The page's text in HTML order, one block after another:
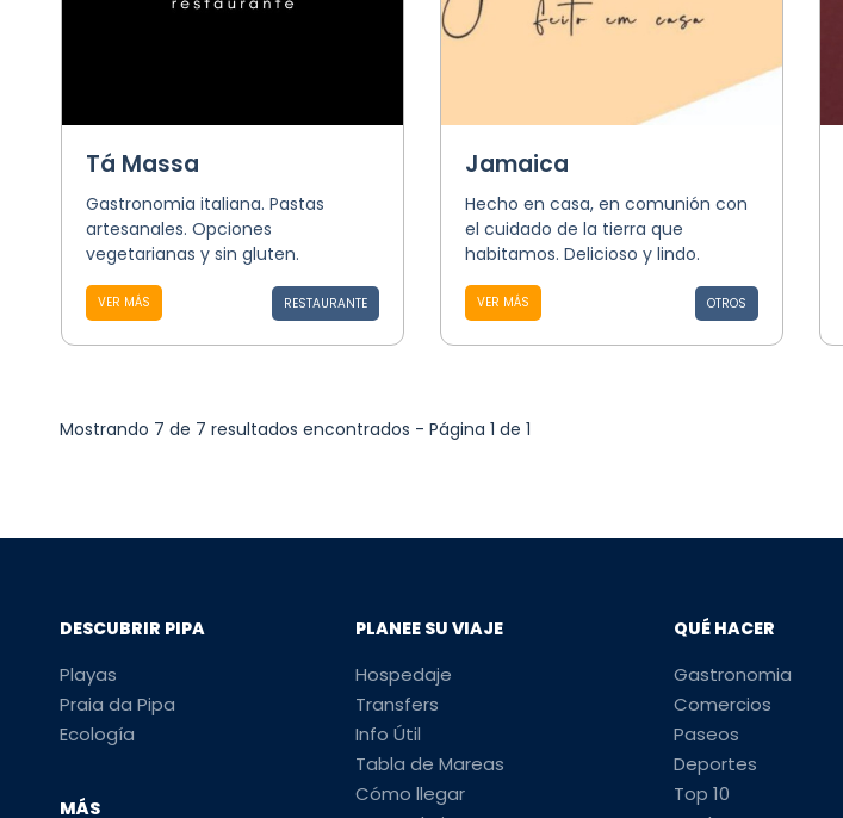
Tá Massa
Gastronomia italiana. Pastas
artesanales. Opciones
vegetarianas y sin gluten.
VER MÁS RESTAURANTE
Jamaica
Hecho en casa, en comunión con
el cuidado de la tierra que
habitamos. Delicioso y lindo.
VER MÁS OTROS
Mostrando 7 de 7 resultados encontrados - Página 1 de 1
DESCUBRIR PIPA
Playas
Praia da Pipa
Ecología
MÁS
PLANEE SU VIAJE
Hospedaje
Transfers
Info Útil
Tabla de Mareas
Cómo llegar
QUÉ HACER
Gastronomia
Comercios
Paseos
Deportes
Top 10